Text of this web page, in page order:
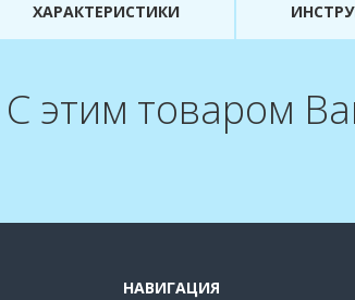
ХАРАКТЕРИСТИКИ
С этим товаром
НАВИГАЦИЯ